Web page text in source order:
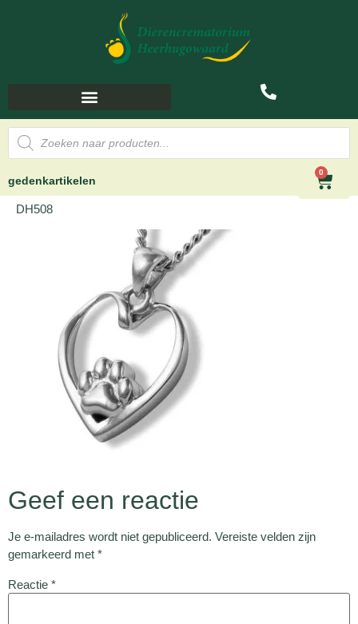
gedenkartikelen
0
DH508
Geef een reactie
Je e-mailadres wordt niet gepubliceerd. Vereiste velden zijn
gemarkeerd met *
Reactie *